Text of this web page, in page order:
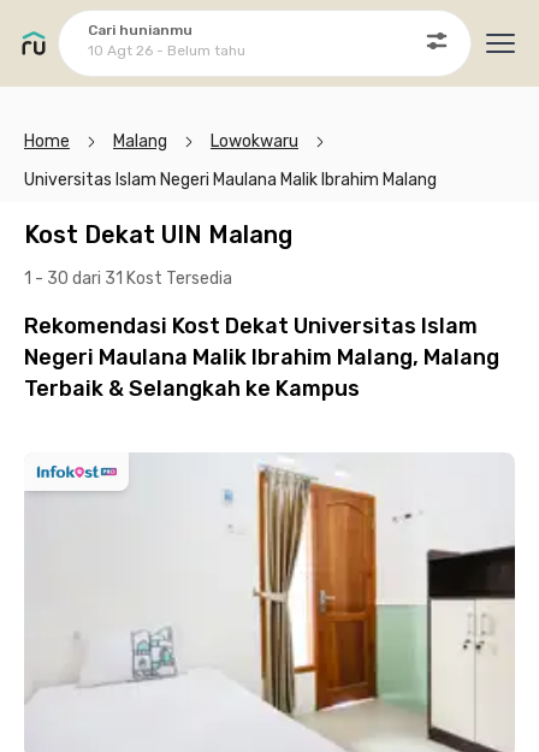
Cari hunianmu
10 Agt 26 - Belum tahu
Home Malang
Lowokwaru
Universitas Islam Negeri Maulana Malik Ibrahim Malang
Kost Dekat UIN Malang
1 - 30 dari 31 Kost Tersedia
Rekomendasi Kost Dekat Universitas Islam
Negeri Maulana Malik Ibrahim Malang, Malang
Terbaik & Selangkah ke Kampus